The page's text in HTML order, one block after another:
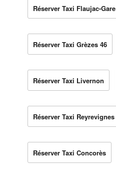
Réserver Taxi Flaujac-Gare
Réserver Taxi Grèzes 46
Réserver Taxi Livernon
Réserver Taxi Reyrevignes
Réserver Taxi Concorès